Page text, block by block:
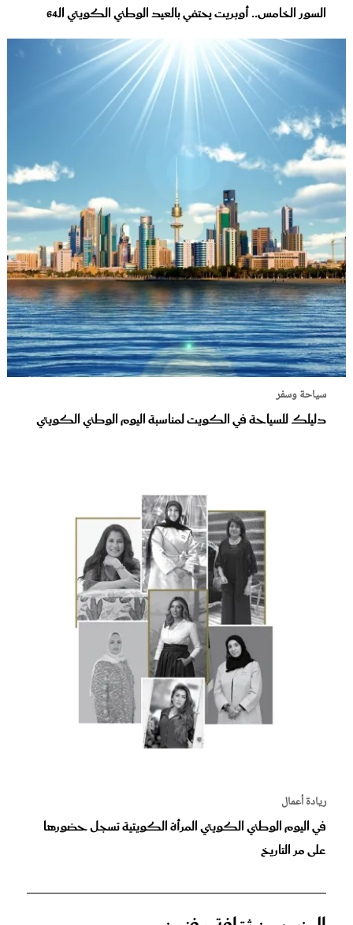
السور الخامس.. أوبريت يحتفي بالعيد الوطني الكويتي الـ64
سياحة وسفر
دليلك للسياحة في الكويت لمناسبة اليوم الوطني الكويتي
ريادة أعمال
في اليوم الوطني الكويتي المرأة الكويتية تسجل حضورها
على مر التاريخ